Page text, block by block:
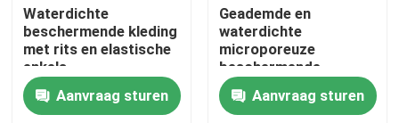
Geweven stof van pp de niet
Beschikbare Isolatietoga
Waterdichte
beschermende kleding
met rits en elastische
enkels
Aanvraag sturen
Geademde en
waterdichte
microporeuze
beschermende
overhemden voor
eenmalig gebruik
Aanvraag sturen